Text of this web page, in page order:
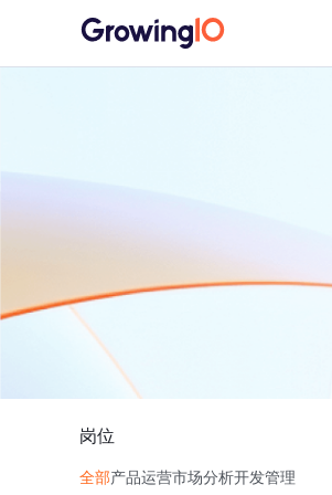
岗位
全部产品运营市场分析开发管理